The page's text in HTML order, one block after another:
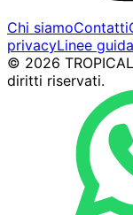
Chi siamoContatti
privacyLinee
© 2026 TROPICAL
diritti riservati.